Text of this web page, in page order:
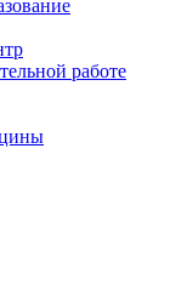
работе